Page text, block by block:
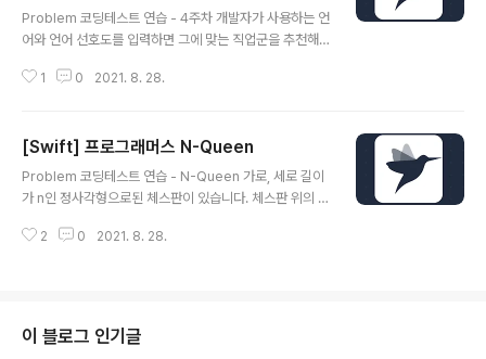
Problem 코딩테스트 연습 - 4주차 개발자가 사용하는 언
어와 언어 선호도를 입력하면 그에 맞는 직업군을 추천해
군 별로 많이 사용하는 5개 언어에 직업군 언어 점수를 부
이용해서 직업군에 따른 언어별 점수를 저장한다. table을
공백을 기준으로 나눠줍니다. 0번째는 직업군의 이름이므
로 키값으로 설정해줍니다. 언어별로 점수를 저장해주는데
저장해줍니다. [직업군:[언어:점수]] [String:[String:Int]]
1 0 2021. 8. 28.
[Swift] 프로그래머스 N-Queen
Problem 코딩테스트 연습 - N-Queen 가로, 세로 길이
가 n인 정사각형으로된 체스판이 있습니다. 체스판 위의 n
를 들어서 n이 4인경우 다음과 같이 퀸을 배치하면 n개의
못놓으므로 현재 행의 열들에 공격할 수 있는 퀸이 있는지
체크합니다. 만약 공격할 수 있는 퀸이 없다면 현재 위치를
2 0 2021. 8. 28.
이 블로그 인기글